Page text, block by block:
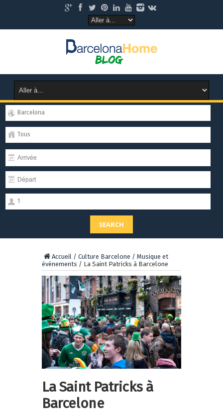
Barcelona
Tous
1
SEARCH
Accueil / Culture Barcelone / Musique et
événements / La Saint Patricks à Barcelone
La Saint Patricks à
Barcelone